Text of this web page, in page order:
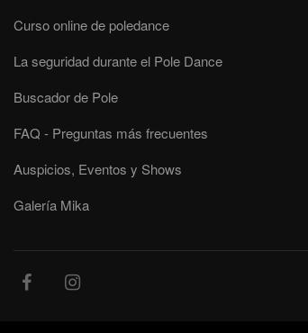
Curso online de poledance
La seguridad durante el Pole Dance
Buscador de Pole
FAQ - Preguntas más frecuentes
Auspicios, Eventos y Shows
Galería Mika